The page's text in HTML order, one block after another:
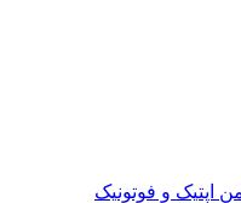
و فوتونیک